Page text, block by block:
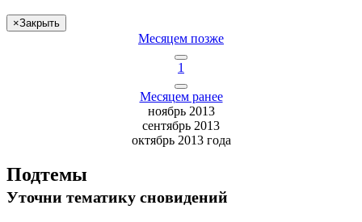
×Закрыть
Месяцем позже
1
Месяцем ранее
ноябрь 2013
сентябрь 2013
октябрь 2013 года
Подтемы
Уточни тематику сновидений